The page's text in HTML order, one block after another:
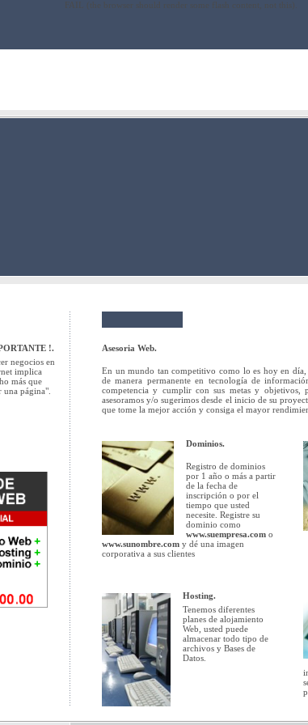
FAIL (the browser should render some flash content, not this).
!.
negocios en
implica
más que
una página".
Asesoria Web.
En un mundo tan competitivo como lo es hoy en día,
de manera permanente en tecnología de
competencia y cumplir con sus metas y objetivos,
asesoramos y/o sugerimos desde el inicio de su
que tome la mejor acción y consiga el mayor
Dominios.
Registro de dominios
por 1 año o más a partir
de la fecha de
inscripción o por el
tiempo que usted
necesite. Registre su
dominio como
www.suempresa.com o
www.sunombre.com y dé una imagen
corporativa a sus clientes
Hosting.
Tenemos diferentes
planes de alojamiento
Web, usted puede
almacenar todo tipo de
archivos y Bases de
Datos.